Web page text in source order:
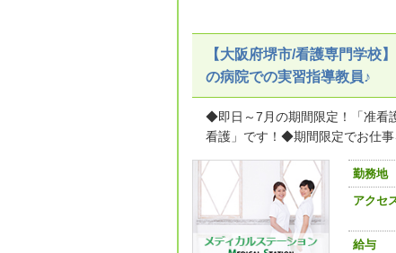
【大阪府堺市/看護専門学
の病院での実習指導教員♪
◆即日～7月の期間限定！「准看
看護」です！◆期間限定でお仕事
勤務地
アクセ
給与